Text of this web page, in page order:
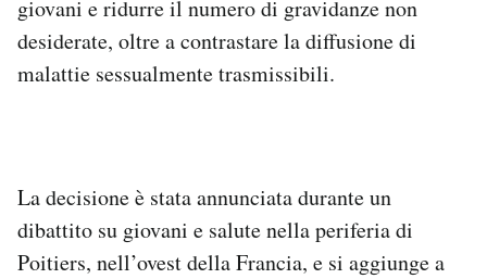
giovani e ridurre il numero di gravidanze non
desiderate, oltre a contrastare la diffusione di
malattie sessualmente trasmissibili.
La decisione è stata annunciata durante un
dibattito su giovani e salute nella periferia di
Poitiers, nell’ovest della Francia, e si aggiunge a